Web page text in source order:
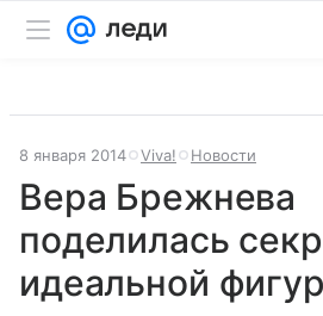
8 января 2014 Viva! Новости
Вера Брежнева
поделилась
идеальной